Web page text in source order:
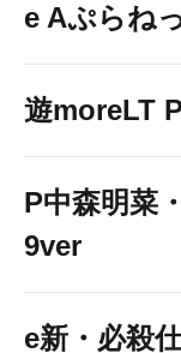
e Aぷらね
遊moreLT
P中森明菜
9ver
e新・必殺